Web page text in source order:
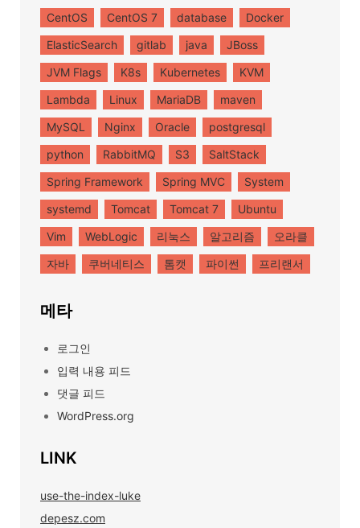
CentOS
CentOS 7 database
Docker
ElasticSearch
gitlab java
JBoss
JVM Flags
K8s Kubernetes
KVM
Lambda
Linux MariaDB
maven
MySQL
Nginx Oracle
postgresql
python
RabbitMQ S3
SaltStack
Spring Framework
Spring MVC
System
systemd
Tomcat Tomcat 7
Ubuntu
Vim
WebLogic 리눅스 알고리즘
오라클
자바
쿠버네티스 톰캣 파이썬 프리랜서
메타
로그인
입력 내용 피드
댓글 피드
WordPress.org
LINK
use-the-index-luke
depesz.com